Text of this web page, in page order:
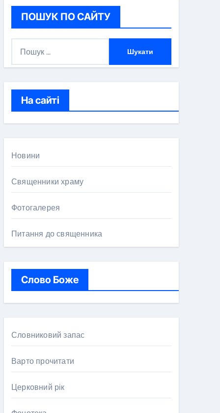
ПОШУК ПО САЙТУ
:
На сайті
Новини
Священники храму
Фотогалерея
Питання до священника
Слово Боже
Словниковий запас
Варто прочитати
Церковний рік